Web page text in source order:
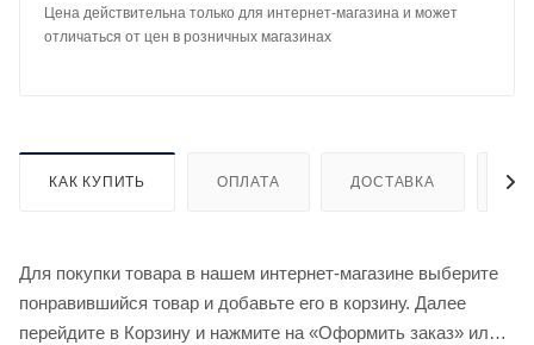
Цена действительна только для интернет-магазина и может
отличаться от цен в розничных магазинах
КАК КУПИТЬ ОПЛАТА ДОСТАВКА
Для покупки товара в нашем интернет-магазине выберите
понравившийся товар и добавьте его в корзину. Далее
перейдите в Корзину и нажмите на «Оформить заказ» или